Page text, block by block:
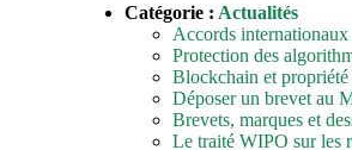
Catégorie : Actualités
Accords
Protection des
Blockchain et
Déposer un brevet au
Brevets, marques et
Le traité WIPO sur les